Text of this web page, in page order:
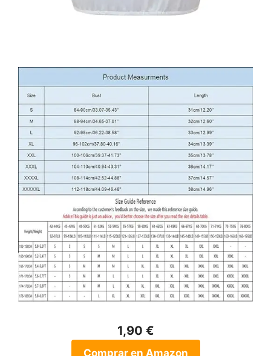
1,90 €
Comprar en Amazon